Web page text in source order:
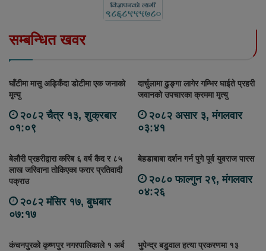
सम्बन्धित खवर
घाँटीमा मासु अड्किँदा डोटीमा एक जनाको
मृत्यु
२०८२ चैत्र १३, शुक्रबार
०१:०९
दार्चुलामा ढुङ्गा लागेर गम्भिर घाईते प्रहरी
जवानको उपचारका क्रममा मृत्यु
२०८२ असार ३, मंगलवार
०३:४१
बेलौरी प्रहरीद्वारा करिब ६ वर्ष कैद र ८५
लाख जरिवाना तोकिएका फरार प्रतिवादी
पक्राउ
२०८२ मंसिर १७, बुधबार
०७:१७
बेहडाबाबा दर्शन गर्न पुगे पूर्व युवराज पारस
२०८० फाल्गुन २९, मंगलवार
०४:२६
कंचनपुरको कृष्णपुर नगरपालिकाले १ अर्ब
भुपेन्द्र बडुवाल हत्या प्रकरणमा १३